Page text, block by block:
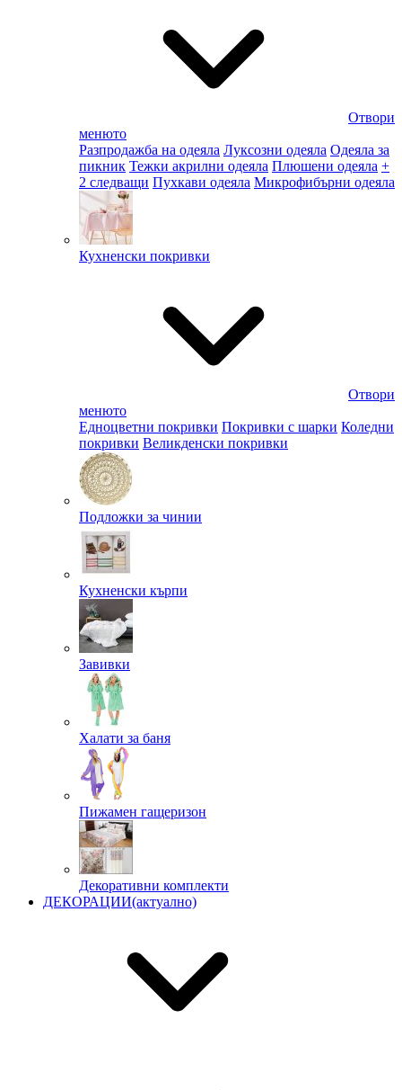
Отвори
менюто
Разпродажба на одеяла Луксозни одеяла Одеяла за
пикник Тежки акрилни одеяла Плюшени одеяла +
2 следващи Пухкави одеяла Микрофибърни одеяла
Кухненски покривки
Отвори
менюто
Едноцветни покривки Покривки с шарки Коледни
покривки Великденски покривки
Подложки за чинии
Кухненски кърпи
Завивки
Халати за баня
Пижамен гащеризон
Декоративни комплекти
ДЕКОРАЦИИ(актуално)